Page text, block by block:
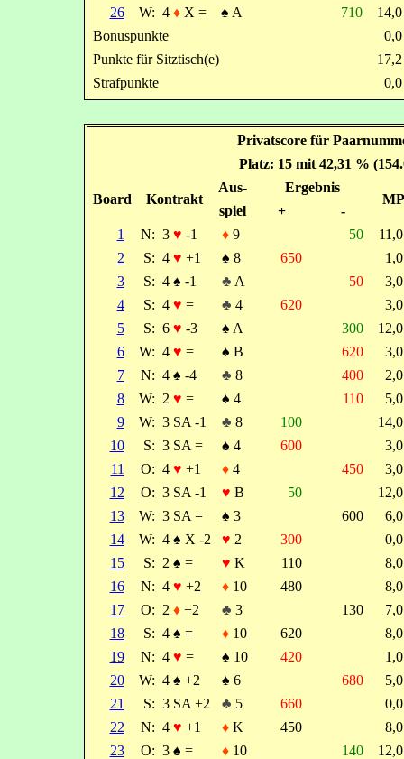
26
W: 4 ♦X = ♠ A 710
Bonuspunkte
Punkte für Sitztisch(e)
Strafpunkte
Privatscore für
Platz: 15 mit 42,31 %
Board Kontrakt
Aus- Ergebnis
MP
spiel +
-
1
N: 3 ♥ -1 ♦9 50
2
S: 4 ♥ +1 ♠ 8 650
3
S: 4 ♠ -1 ♣ A 50
4
S: 4 ♥ = ♣ 4 620
5
S: 6 ♥ -3 ♠ A 300
6
W: 4 ♥ = ♠ B 620
7
N: 4 ♠ -4 ♣ 8 400
8
W: 2 ♥ = ♠ 4 110
9
W: 3 SA -1 ♣ 8 100
10
S: 3 SA = ♠ 4 600
11
O: 4 ♥ +1 ♦4 450
12
O: 3 SA -1 ♥ B 50
13
W: 3 SA = ♠ 3 600
14
W: 4 ♠ X -2 ♥ 2 300
15
S: 2 ♠ = ♥ K 110
16
N: 4 ♥ +2 ♦10 480
17
O: 2 ♦+2 ♣ 3 130
18
S: 4 ♠ = ♦10 620
19
N: 4 ♥ = ♠ 10 420
20
W: 4 ♠ +2 ♠ 6 680
21
S: 3 SA +2 ♣ 5 660
22
N: 4 ♥ +1 ♦K 450
23
O: 3 ♠ = ♦10 140